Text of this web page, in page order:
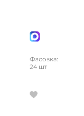
Фасовка:
24 шт